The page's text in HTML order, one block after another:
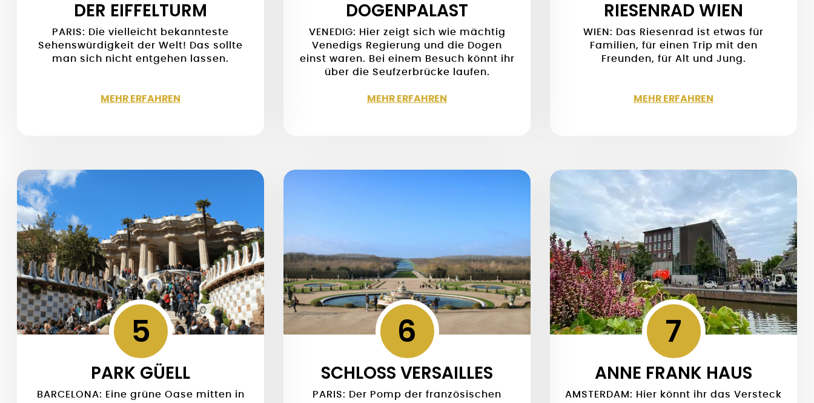
7
ANNE FRANK HAUS
AMSTERDAM: Hier könnt ihr das Versteck
6
SCHLOSS VERSAILLES
PARIS: Der Pomp der französischen
5
PARK GÜELL
BARCELONA: Eine grüne Oase mitten in
RIESENRAD WIEN
WIEN: Das Riesenrad ist etwas für
Familien, für einen Trip mit den
Freunden, für Alt und Jung.
MEHR ERFAHREN
DOGENPALAST
VENEDIG: Hier zeigt sich wie mächtig
Venedigs Regierung und die Dogen
einst waren. Bei einem Besuch könnt ihr
über die Seufzerbrücke laufen.
MEHR ERFAHREN
DER EIFFELTURM
PARIS: Die vielleicht bekannteste
Sehenswürdigkeit der Welt! Das sollte
man sich nicht entgehen lassen.
MEHR ERFAHREN